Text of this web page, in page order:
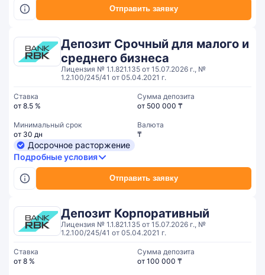
Отправить заявку
Депозит Срочный для малого и
среднего бизнеса
Лицензия № 1.1.821.135 от 15.07.2026 г., №
1.2.100/245/41 от 05.04.2021 г.
Отправить заявку
Ставка
от 8.5 %
Сумма депозита
от 500 000 ₸
Минимальный срок
от 30 дн
Валюта
₸
Досрочное расторжение
Подробные условия
Депозит Корпоративный
Лицензия № 1.1.821.135 от 15.07.2026 г., №
1.2.100/245/41 от 05.04.2021 г.
Ставка
от 8 %
Сумма депозита
от 100 000 ₸